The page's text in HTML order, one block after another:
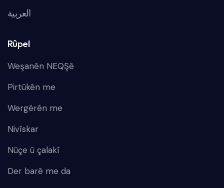
العربية
Rûpel
Weşanên NEQŞê
Pirtûkên me
Wergêrên me
Nivîskar
Nûçe û çalakî
Der barê me da